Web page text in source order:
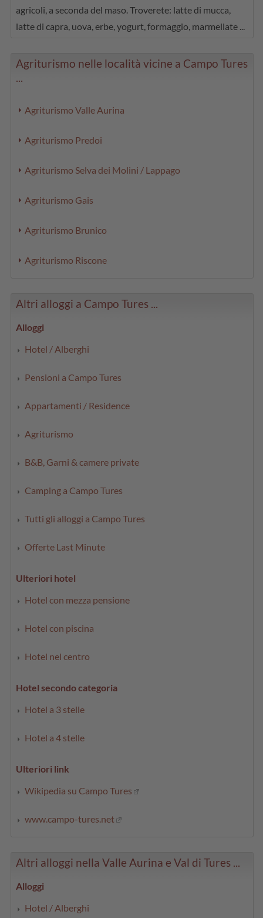
agricoli, a seconda del maso. Troverete: latte di mucca,
latte di capra, uova, erbe, yogurt, formaggio, marmellate ...
Agriturismo nelle località vicine a Campo Tures
...
Agriturismo Valle Aurina
Agriturismo Predoi
Agriturismo Selva dei Molini / Lappago
Agriturismo Gais
Agriturismo Brunico
Agriturismo Riscone
Altri alloggi a Campo Tures ...
Alloggi
Hotel / Alberghi
Pensioni a Campo Tures
Appartamenti / Residence
Agriturismo
B&B, Garni & camere private
Camping a Campo Tures
Tutti gli alloggi a Campo Tures
Offerte Last Minute
Ulteriori hotel
Hotel con mezza pensione
Hotel con piscina
Hotel nel centro
Hotel secondo categoria
Hotel a 3 stelle
Hotel a 4 stelle
Ulteriori link
Wikipedia su Campo Tures
www.campo-tures.net
Altri alloggi nella Valle Aurina e Val di Tures ...
Alloggi
Hotel / Alberghi